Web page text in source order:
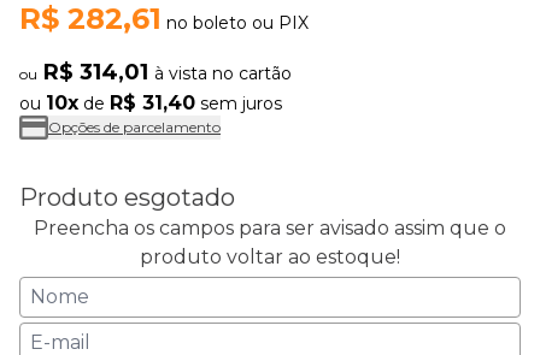
R$ 282,61 no boleto ou PIX
ou R$ 314,01 à vista no cartão
ou 10x de R$ 31,40 sem juros
Opções de parcelamento
Produto esgotado
Preencha os campos para ser avisado assim que o
produto voltar ao estoque!